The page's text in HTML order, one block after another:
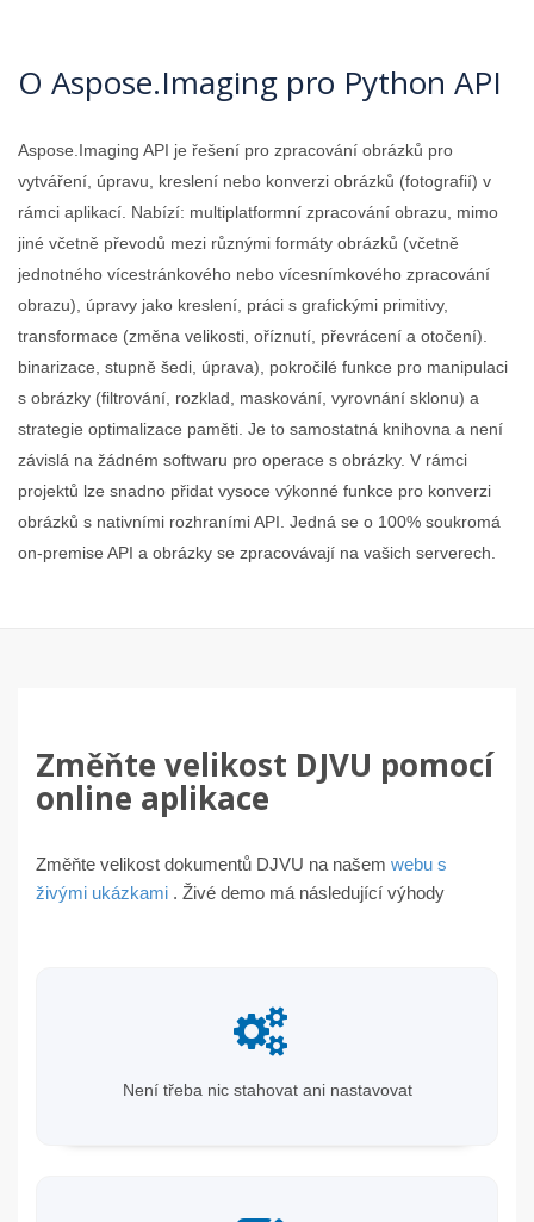
O Aspose.Imaging pro Python API
Aspose.Imaging API je řešení pro zpracování obrázků pro
vytváření, úpravu, kreslení nebo konverzi obrázků (fotografií) v
rámci aplikací. Nabízí: multiplatformní zpracování obrazu, mimo
jiné včetně převodů mezi různými formáty obrázků (včetně
jednotného vícestránkového nebo vícesnímkového zpracování
obrazu), úpravy jako kreslení, práci s grafickými primitivy,
transformace (změna velikosti, oříznutí, převrácení a otočení).
binarizace, stupně šedi, úprava), pokročilé funkce pro manipulaci
s obrázky (filtrování, rozklad, maskování, vyrovnání sklonu) a
strategie optimalizace paměti. Je to samostatná knihovna a není
závislá na žádném softwaru pro operace s obrázky. V rámci
projektů lze snadno přidat vysoce výkonné funkce pro konverzi
obrázků s nativními rozhraními API. Jedná se o 100% soukromá
on-premise API a obrázky se zpracovávají na vašich serverech.
Změňte velikost DJVU pomocí
online aplikace
Změňte velikost dokumentů DJVU na našem webu s
živými ukázkami . Živé demo má následující výhody
Není třeba nic stahovat ani nastavovat